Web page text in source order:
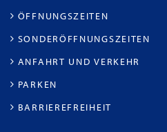
ÖFFNUNGSZEITEN
SONDERÖFFNUNGSZEITEN
ANFAHRT UND VERKEHR
PARKEN
BARRIEREFREIHEIT